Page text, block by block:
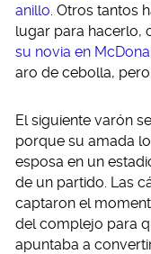
anillo. Otros tantos
lugar para hacerlo,
su novia en
aro de cebolla,
El siguiente varón
porque su amada
esposa en un
de un partido. Las
captaron el
del complejo para
apuntaba a